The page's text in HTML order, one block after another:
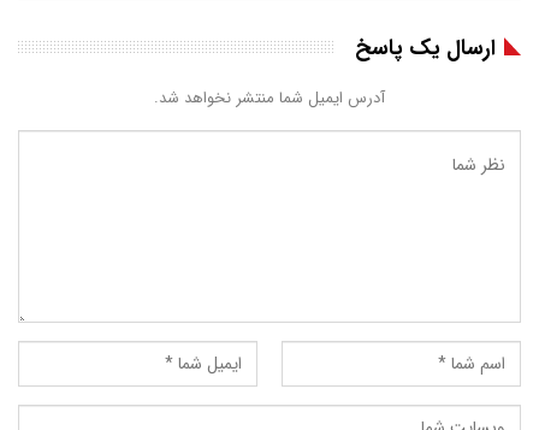
ارسال یک پاسخ
آدرس ایمیل شما منتشر نخواهد شد.